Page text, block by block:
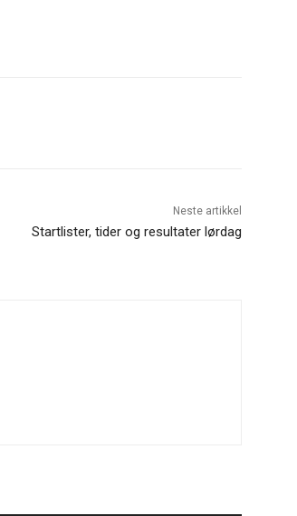
Neste artikkel
Startlister, tider og resultater lørdag